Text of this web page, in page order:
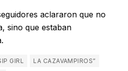
aclararon que no
sino que estaban
GIRL
LA CAZAVAMPIROS”